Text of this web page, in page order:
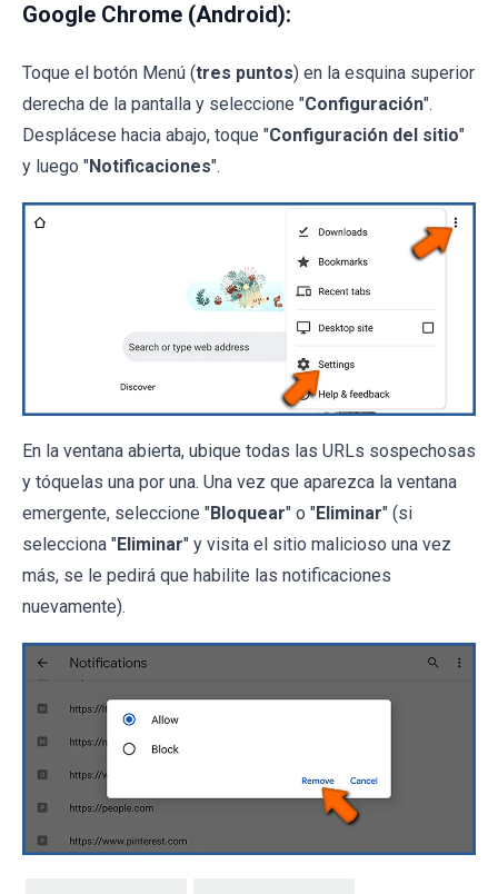
Google Chrome (Android):
Toque el botón Menú (tres puntos) en la esquina superior
derecha de la pantalla y seleccione "Configuración".
Desplácese hacia abajo, toque "Configuración del sitio"
y luego "Notificaciones".
En la ventana abierta, ubique todas las URLs sospechosas
y tóquelas una por una. Una vez que aparezca la ventana
emergente, seleccione "Bloquear" o "Eliminar" (si
selecciona "Eliminar" y visita el sitio malicioso una vez
más, se le pedirá que habilite las notificaciones
nuevamente).